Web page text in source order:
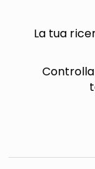
lucidatrice
pattumiera
elenco
La tua